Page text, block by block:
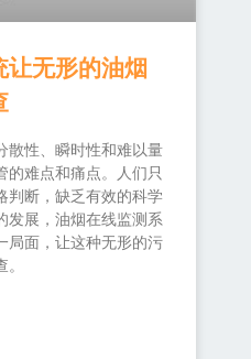
无形的油烟
散性、瞬时性和难以量
的难点和痛点。人们只
判断，缺乏有效的科学
发展，油烟在线监测系
局面，让这种无形的污